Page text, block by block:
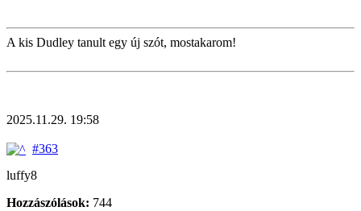
A kis Dudley tanult egy új szót, mostakarom!
2025.11.29. 19:58
#363
luffy8
Hozzászólások: 744